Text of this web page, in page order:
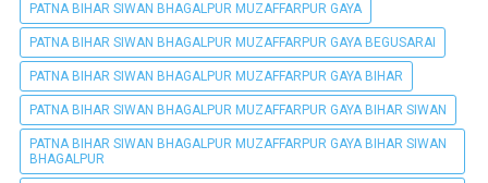
PATNA BIHAR SIWAN BHAGALPUR MUZAFFARPUR GAYA
PATNA BIHAR SIWAN BHAGALPUR MUZAFFARPUR GAYA BEGUSARAI
PATNA BIHAR SIWAN BHAGALPUR MUZAFFARPUR GAYA BIHAR
PATNA BIHAR SIWAN BHAGALPUR MUZAFFARPUR GAYA BIHAR SIWAN
PATNA BIHAR SIWAN BHAGALPUR MUZAFFARPUR GAYA BIHAR SIWAN
BHAGALPUR